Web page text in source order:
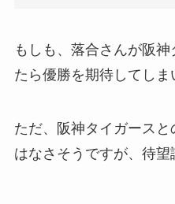
もしも、落合さんが阪
たら優勝を期待してしま
ただ、阪神タイガース
はなさそうですが、待望